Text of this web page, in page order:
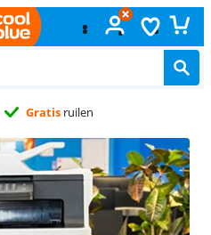
Gratisruilen